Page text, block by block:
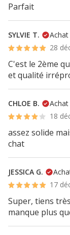
Parfait
SYLVIE T.
28
C'est le 2ème
et qualité
CHLOE B.
18
assez solide
chat
JESSICA G.
17
Super, tiens
manque plus